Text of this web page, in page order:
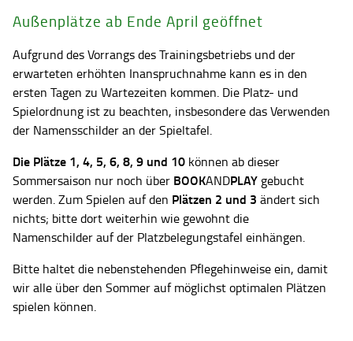
Außenplätze ab Ende April geöffnet
Aufgrund des Vorrangs des Trainingsbetriebs und der
erwarteten erhöhten Inanspruchnahme kann es in den
ersten Tagen zu Wartezeiten kommen. Die Platz- und
Spielordnung ist zu beachten, insbesondere das Verwenden
der Namensschilder an der Spieltafel.
Die Plätze 1, 4, 5, 6, 8, 9 und 10 können ab dieser
Sommersaison nur noch über BOOKANDPLAY gebucht
werden. Zum Spielen auf den Plätzen 2 und 3 ändert sich
nichts; bitte dort weiterhin wie gewohnt die
Namenschilder auf der Platzbelegungstafel einhängen.
Bitte haltet die nebenstehenden Pflegehinweise ein, damit
wir alle über den Sommer auf möglichst optimalen Plätzen
spielen können.